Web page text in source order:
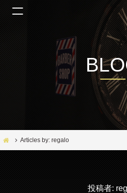
Bar Ber Shop REGALO【バーバーショップ
Articles by: regalo
投稿者: